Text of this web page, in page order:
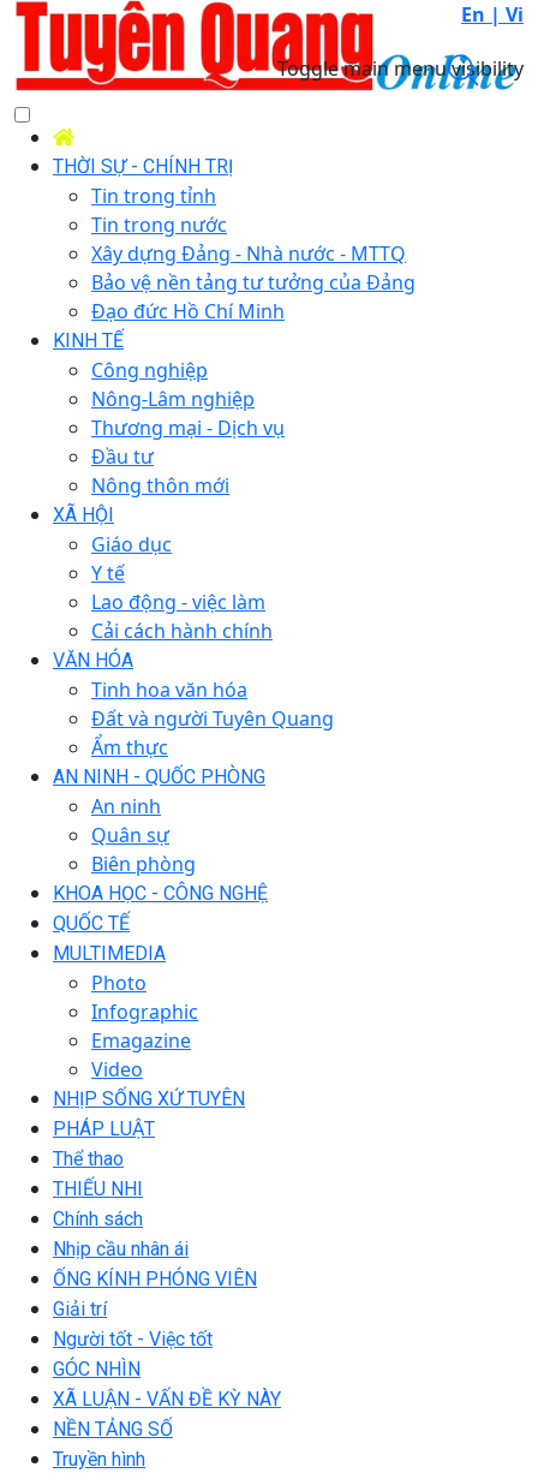
En | Vi
Toggle main menu visibility
THỜI SỰ - CHÍNH TRỊ
Tin trong tỉnh
Tin trong nước
Xây dựng Đảng - Nhà nước - MTTQ
Bảo vệ nền tảng tư tưởng của Đảng
Đạo đức Hồ Chí Minh
KINH TẾ
Công nghiệp
Nông-Lâm nghiệp
Thương mại - Dịch vụ
Đầu tư
Nông thôn mới
XÃ HỘI
Giáo dục
Y tế
Lao động - việc làm
Cải cách hành chính
VĂN HÓA
Tinh hoa văn hóa
Đất và người Tuyên Quang
Ẩm thực
AN NINH - QUỐC PHÒNG
An ninh
Quân sự
Biên phòng
KHOA HỌC - CÔNG NGHỆ
QUỐC TẾ
MULTIMEDIA
Photo
Infographic
Emagazine
Video
NHỊP SỐNG XỨ TUYÊN
PHÁP LUẬT
Thể thao
THIẾU NHI
Chính sách
Nhịp cầu nhân ái
ỐNG KÍNH PHÓNG VIÊN
Giải trí
Người tốt - Việc tốt
GÓC NHÌN
XÃ LUẬN - VẤN ĐỀ KỲ NÀY
NỀN TẢNG SỐ
Truyền hình